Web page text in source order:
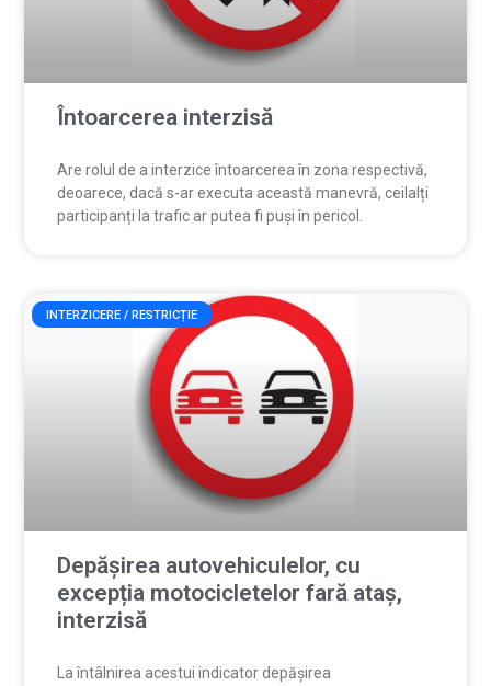
Întoarcerea interzisă
Are rolul de a interzice întoarcerea în zona respectivă,
deoarece, dacă s-ar executa această manevră, ceilalți
participanți la trafic ar putea fi puși în pericol.
INTERZICERE / RESTRICȚIE
Depășirea autovehiculelor, cu
excepția motocicletelor fară ataș,
interzisă
La întâlnirea acestui indicator depășirea